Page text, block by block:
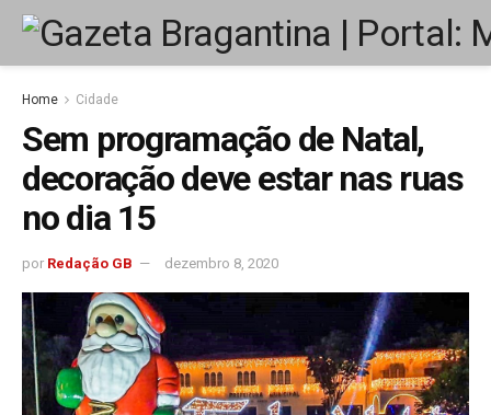
Home Cidade
Sem programação de Natal,
decoração deve estar nas ruas
no dia 15
por Redação GB dezembro 8, 2020